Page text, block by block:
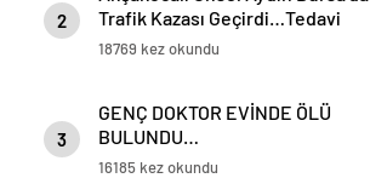
2
Trafik Kazası Geçirdi…Tedavi
Altına Alınan Gencin Hayati
18769 kez okundu
3
GENÇ DOKTOR EVİNDE ÖLÜ
BULUNDU…
16185 kez okundu